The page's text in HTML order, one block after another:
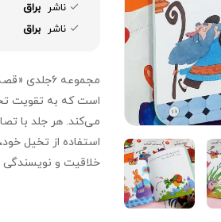
ناشر براق
ناشر براق
مجموعه
است که به تقویت
می‌کند. هر جلد با
استفاده از تخیل
خلاقیت و نویسندگی